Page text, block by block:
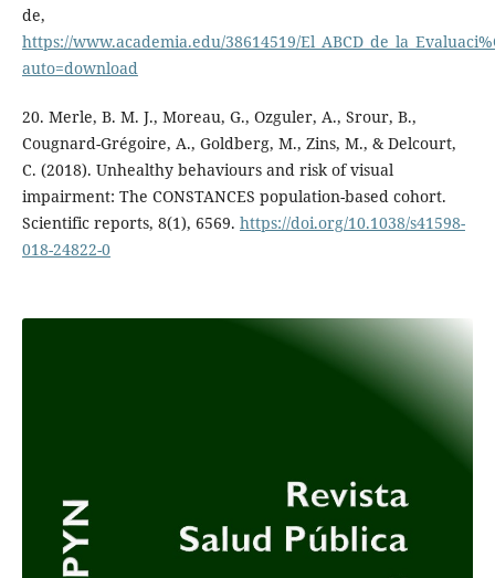
de,
https://www.academia.edu/38614519/
auto=download
20. Merle, B. M. J., Moreau, G., Ozguler, A., Srour, B.,
Cougnard-Grégoire, A., Goldberg, M., Zins, M., & Delcourt,
C. (2018). Unhealthy behaviours and risk of visual
impairment: The CONSTANCES population-based cohort.
Scientific reports, 8(1), 6569. https://doi.org/10.1038/s41598-
018-24822-0